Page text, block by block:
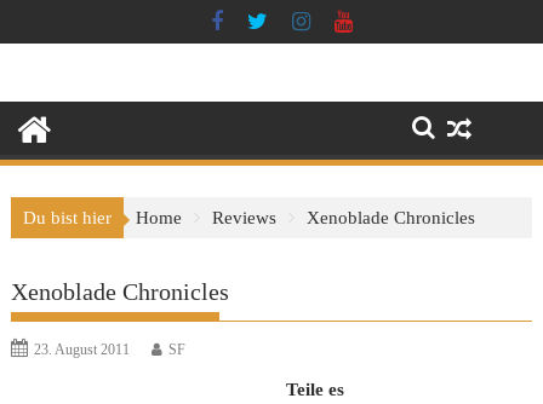
to
Du bist hier Home Reviews Xenoblade Chronicles
Xenoblade Chronicles
23. August 2011 SF
Teile es